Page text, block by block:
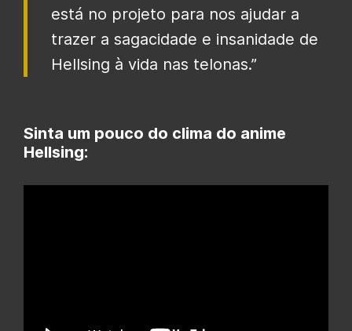
está no projeto para nos ajudar a
trazer a sagacidade e insanidade de
Hellsing à vida nas telonas.”
Sinta um pouco do clima do anime
Hellsing: